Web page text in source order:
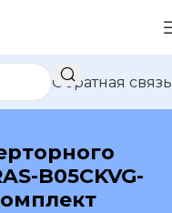
Обратная связь
B05CKVG-